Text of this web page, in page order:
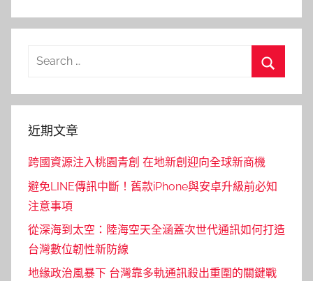
Search
近期文章
跨國資源注入桃園青創 在地新創迎向全球新商機
避免LINE傳訊中斷！舊款iPhone與安卓升級前必知
注意事項
從深海到太空：陸海空天全涵蓋次世代通訊如何打造
台灣數位韌性新防線
地緣政治風暴下 台灣靠多軌通訊殺出重圍的關鍵戰